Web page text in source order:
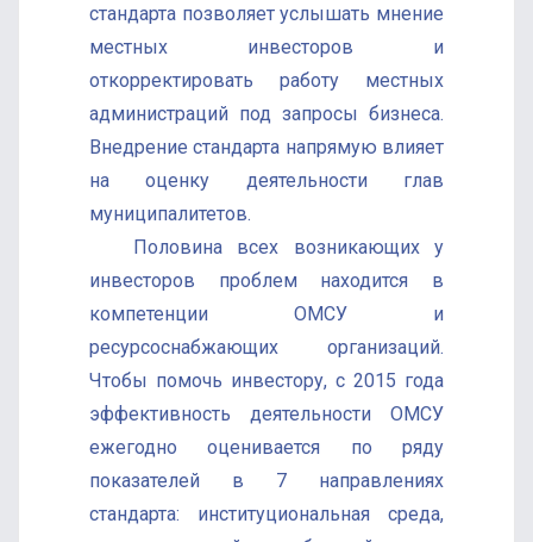
стандарта позволяет услышать мнение
местных инвесторов и
откорректировать работу местных
администраций под запросы бизнеса.
Внедрение стандарта напрямую влияет
на оценку деятельности глав
муниципалитетов.
Половина всех возникающих у
инвесторов проблем находится в
компетенции ОМСУ и
ресурсоснабжающих организаций.
Чтобы помочь инвестору, с 2015 года
эффективность деятельности ОМСУ
ежегодно оценивается по ряду
показателей в 7 направлениях
стандарта: институциональная среда,